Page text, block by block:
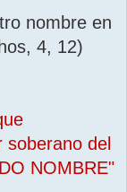
nombre en
4, 12)
soberano del
NOMBRE"